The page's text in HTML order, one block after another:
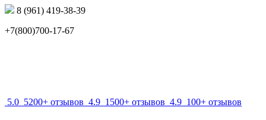
8 (961) 419-38-39
+7(800)700-17-67
5.0 5200+ отзывов 4.9 1500+ отзывов 4.9 100+ отзывов